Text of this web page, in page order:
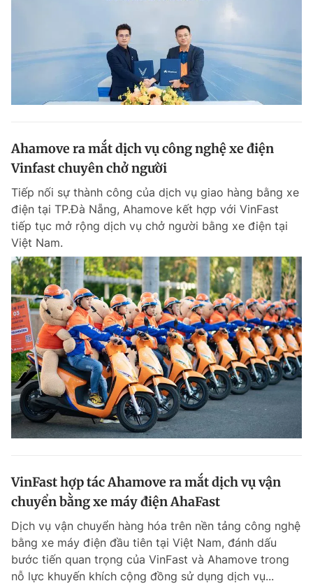
Liên hệ quảng cáo
0908 780 404
Quảng cáo RSS Tòa soạn Chính sách bảo
Tổng biên tập: Nguyễn Ngọc Toàn
Phó tổng biên tập: Trần Việt Hưng
Tổng thư ký tòa soạn: Đức Trung
Giấy phép xuất bản số 110/GP - BTTTT cấp ngày 24.3.2020
© 2003-2026 Bản quyền thuộc về Báo Thanh Niên. Cấm sao chép
dưới mọi hình thức nếu không có sự chấp thuận bằng văn bản.
Phát triển bởi ePi Technologies, JSC.
Ahamove ra mắt dịch vụ công nghệ xe điện
Vinfast chuyên chở người
Tiếp nối sự thành công của dịch vụ giao hàng bằng xe
điện tại TP.Đà Nẵng, Ahamove kết hợp với VinFast
tiếp tục mở rộng dịch vụ chở người bằng xe điện tại
Việt Nam.
VinFast hợp tác Ahamove ra mắt dịch vụ vận
chuyển bằng xe máy điện AhaFast
Dịch vụ vận chuyển hàng hóa trên nền tảng công nghệ
bằng xe máy điện đầu tiên tại Việt Nam, đánh dấu
bước tiến quan trọng của VinFast và Ahamove trong
nỗ lực khuyến khích cộng đồng sử dụng dịch vụ...